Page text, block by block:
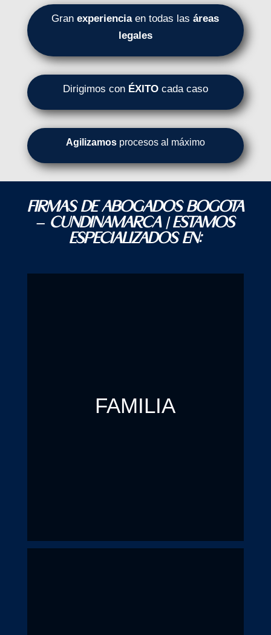
Granexperienciaen todas lasáreas
legales
Dirigimos con ÉXITOcada caso
Agilizamosprocesos al máximo
FIRMAS DE ABOGADOS BOGOTA
– CUNDINAMARCA | ESTAMOS
ESPECIALIZADOS EN:
FAMILIA